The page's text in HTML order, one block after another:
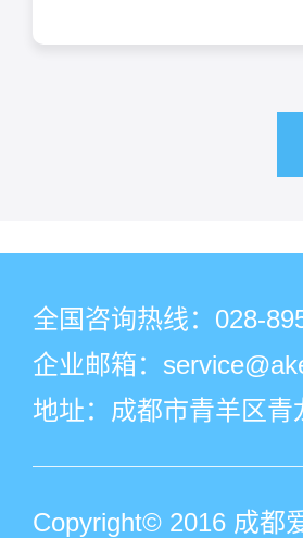
全国咨询热线： 028-
企业邮箱：
地址：成都市青羊区
Copyright© 2016 成都